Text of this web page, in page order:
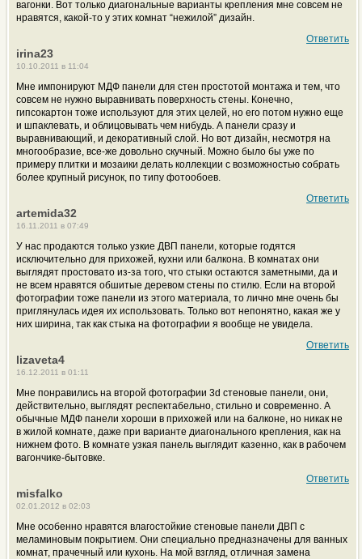
вагонки. Вот только диагональные варианты крепления мне совсем не
нравятся, какой-то у этих комнат “нежилой” дизайн.
Ответить
irina23
10.10.2011 в 11:04
Мне импонируют МДФ панели для стен простотой монтажа и тем, что
совсем не нужно выравнивать поверхность стены. Конечно,
гипсокартон тоже используют для этих целей, но его потом нужно еще
и шпаклевать, и облицовывать чем нибудь. А панели сразу и
выравнивающий, и декоративный слой. Но вот дизайн, несмотря на
многообразие, все-же довольно скучный. Можно было бы уже по
примеру плитки и мозаики делать коллекции с возможностью собрать
более крупный рисунок, по типу фотообоев.
Ответить
artemida32
16.11.2011 в 07:49
У нас продаются только узкие ДВП панели, которые годятся
исключительно для прихожей, кухни или балкона. В комнатах они
выглядят простовато из-за того, что стыки остаются заметными, да и
не всем нравятся обшитые деревом стены по стилю. Если на второй
фотографии тоже панели из этого материала, то лично мне очень бы
приглянулась идея их использовать. Только вот непонятно, какая же у
них ширина, так как стыка на фотографии я вообще не увидела.
Ответить
lizaveta4
16.12.2011 в 01:11
Мне понравились на второй фотографии 3d стеновые панели, они,
действительно, выглядят респектабельно, стильно и современно. А
обычные МДФ панели хороши в прихожей или на балконе, но никак не
в жилой комнате, даже при варианте диагонального крепления, как на
нижнем фото. В комнате узкая панель выглядит казенно, как в рабочем
вагончике-бытовке.
Ответить
misfalko
02.01.2012 в 02:03
Мне особенно нравятся влагостойкие стеновые панели ДВП с
меламиновым покрытием. Они специально предназначены для ванных
комнат, прачечный или кухонь. На мой взгляд, отличная замена